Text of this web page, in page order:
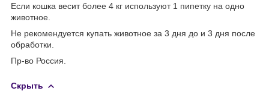
Если кошка весит более 4 кг используют 1 пипетку на одно
животное.
Не рекомендуется купать животное за 3 дня до и 3 дня после
обработки.
Пр-во Россия.
Скрыть